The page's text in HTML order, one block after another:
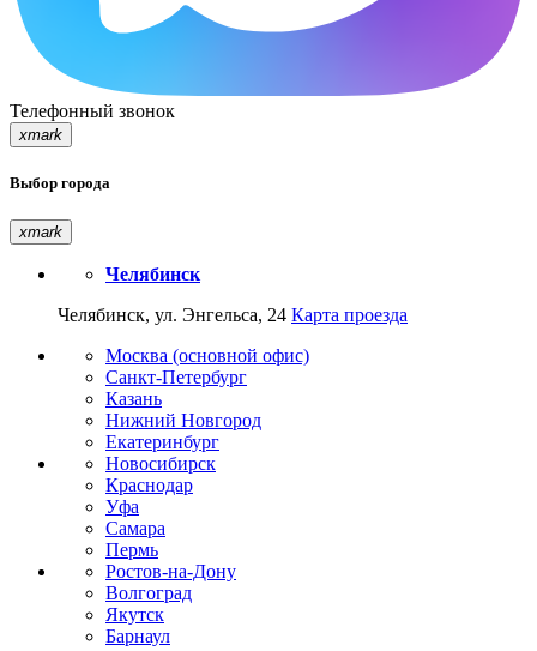
Телефонный звонок
xmark
Выбор города
xmark
Челябинск
Челябинск, ул. Энгельса, 24 Карта проезда
Москва (основной офис)
Санкт-Петербург
Казань
Нижний Новгород
Екатеринбург
Новосибирск
Краснодар
Уфа
Самара
Пермь
Ростов-на-Дону
Волгоград
Якутск
Барнаул